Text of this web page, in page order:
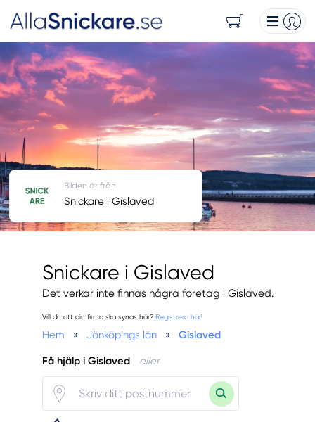
Snickare i Gislaved
Det verkar inte finnas några företag i Gislaved.
Vill du att din firma ska synas här? Registrera här!
Hem » Jönköpings län » Gislaved
Få hjälp i Gislaved eller
Bilden är från
Snickare i Gislaved